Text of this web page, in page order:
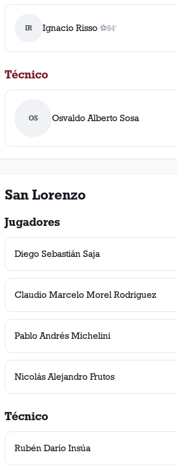
IR Ignacio Risso ⚽
1gol
84'
Técnico
OS Osvaldo Alberto Sosa
San Lorenzo
Jugadores
Diego Sebastián Saja
Claudio Marcelo Morel Rodriguez
Pablo Andrés Michelini
Nicolás Alejandro Frutos
Técnico
Rubén Darío Insúa